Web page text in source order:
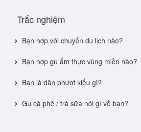
Trắc nghiệm
Bạn hợp với chuyến du lịch nào?
Bạn hợp gu ẩm thực vùng miền nào?
Bạn là dân phượt kiểu gì?
Gu cà phê / trà sữa nói gì về bạn?